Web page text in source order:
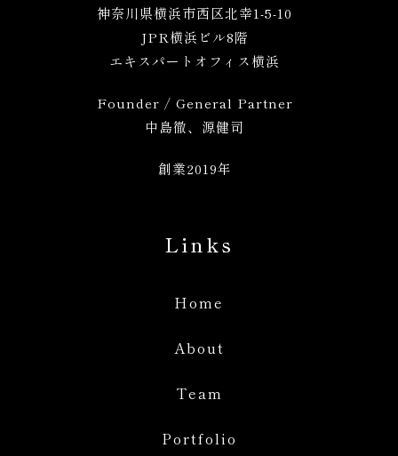
神奈川県横浜市西区北幸1-5-10
JPR横浜ビル8階
エキスパートオフィス横浜
Founder / General Partner
中島徹、源健司
創業2019年
Links
Home
About
Team
Portfolio